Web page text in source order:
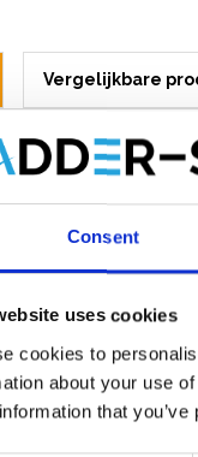
Consent
uses cookies
cookies to
about your use
that
Vergelijkbare
platform
platformtrap 12
en
van 600 x
en de
te bergen. De
werken. Voor
met een